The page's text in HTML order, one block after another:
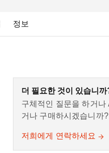
정보
더 필요한 것이 있습니까
구체적인 질문을 하거
거나 구매하시겠습니까
저희에게 연락하세요